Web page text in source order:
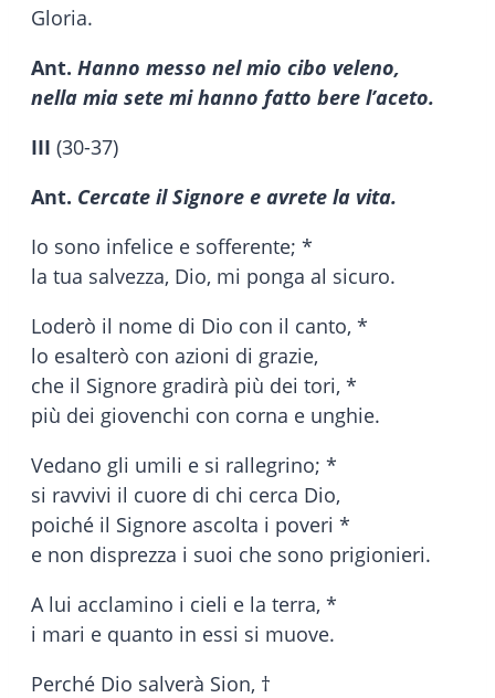
Gloria.
Ant. Hanno messo nel mio cibo veleno,
nella mia sete mi hanno fatto bere l’aceto.
III (30-37)
Ant. Cercate il Signore e avrete la vita.
Io sono infelice e sofferente; *
la tua salvezza, Dio, mi ponga al sicuro.
Loderò il nome di Dio con il canto, *
lo esalterò con azioni di grazie,
che il Signore gradirà più dei tori, *
più dei giovenchi con corna e unghie.
Vedano gli umili e si rallegrino; *
si ravvivi il cuore di chi cerca Dio,
poiché il Signore ascolta i poveri *
e non disprezza i suoi che sono prigionieri.
A lui acclamino i cieli e la terra, *
i mari e quanto in essi si muove.
Perché Dio salverà Sion, †